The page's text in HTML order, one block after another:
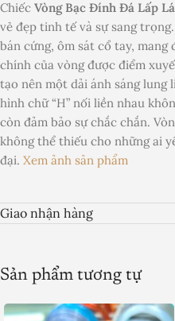
Chiếc Vòng Bạc Đính Đá Lấp
vẻ đẹp tinh tế và sự sang
bán cứng, ôm sát cổ tay, mang
chính của vòng được điểm
tạo nên một dải ánh sáng lung
hình chữ “H” nối liền nhau
còn đảm bảo sự chắc chắn.
không thể thiếu cho những ai
đại. Xem ảnh sản phẩm
Giao nhận hàng
Sản phẩm tương tự